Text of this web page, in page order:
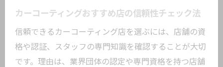
カーコーティングおすすめ店の信頼性チェック法
信頼できるカーコーティング店を選ぶには、店舗の資
格や認証、スタッフの専門知識を確認することが大切
です。理由は、業界団体の認定や専門資格を持つ店舗